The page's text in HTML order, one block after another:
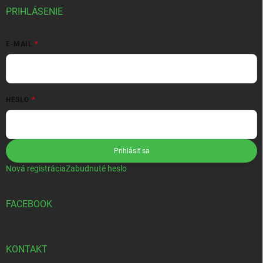
PRIHLÁSENIE
E-MAIL
HESLO
Prihlásiť sa
Nová registráciaZabudnuté heslo
FACEBOOK
KONTAKT